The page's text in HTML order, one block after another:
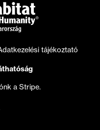
tájékoztató
a Stripe.